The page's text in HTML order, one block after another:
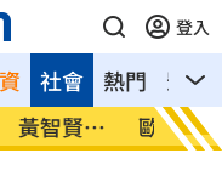
登入
熱門 影音
社會
狠甩法奪
2026
灣